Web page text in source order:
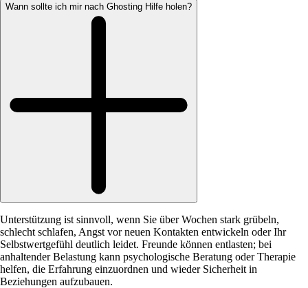
Wann sollte ich mir nach Ghosting Hilfe holen?
Unterstützung ist sinnvoll, wenn Sie über Wochen stark grübeln,
schlecht schlafen, Angst vor neuen Kontakten entwickeln oder Ihr
Selbstwertgefühl deutlich leidet. Freunde können entlasten; bei
anhaltender Belastung kann psychologische Beratung oder Therapie
helfen, die Erfahrung einzuordnen und wieder Sicherheit in
Beziehungen aufzubauen.